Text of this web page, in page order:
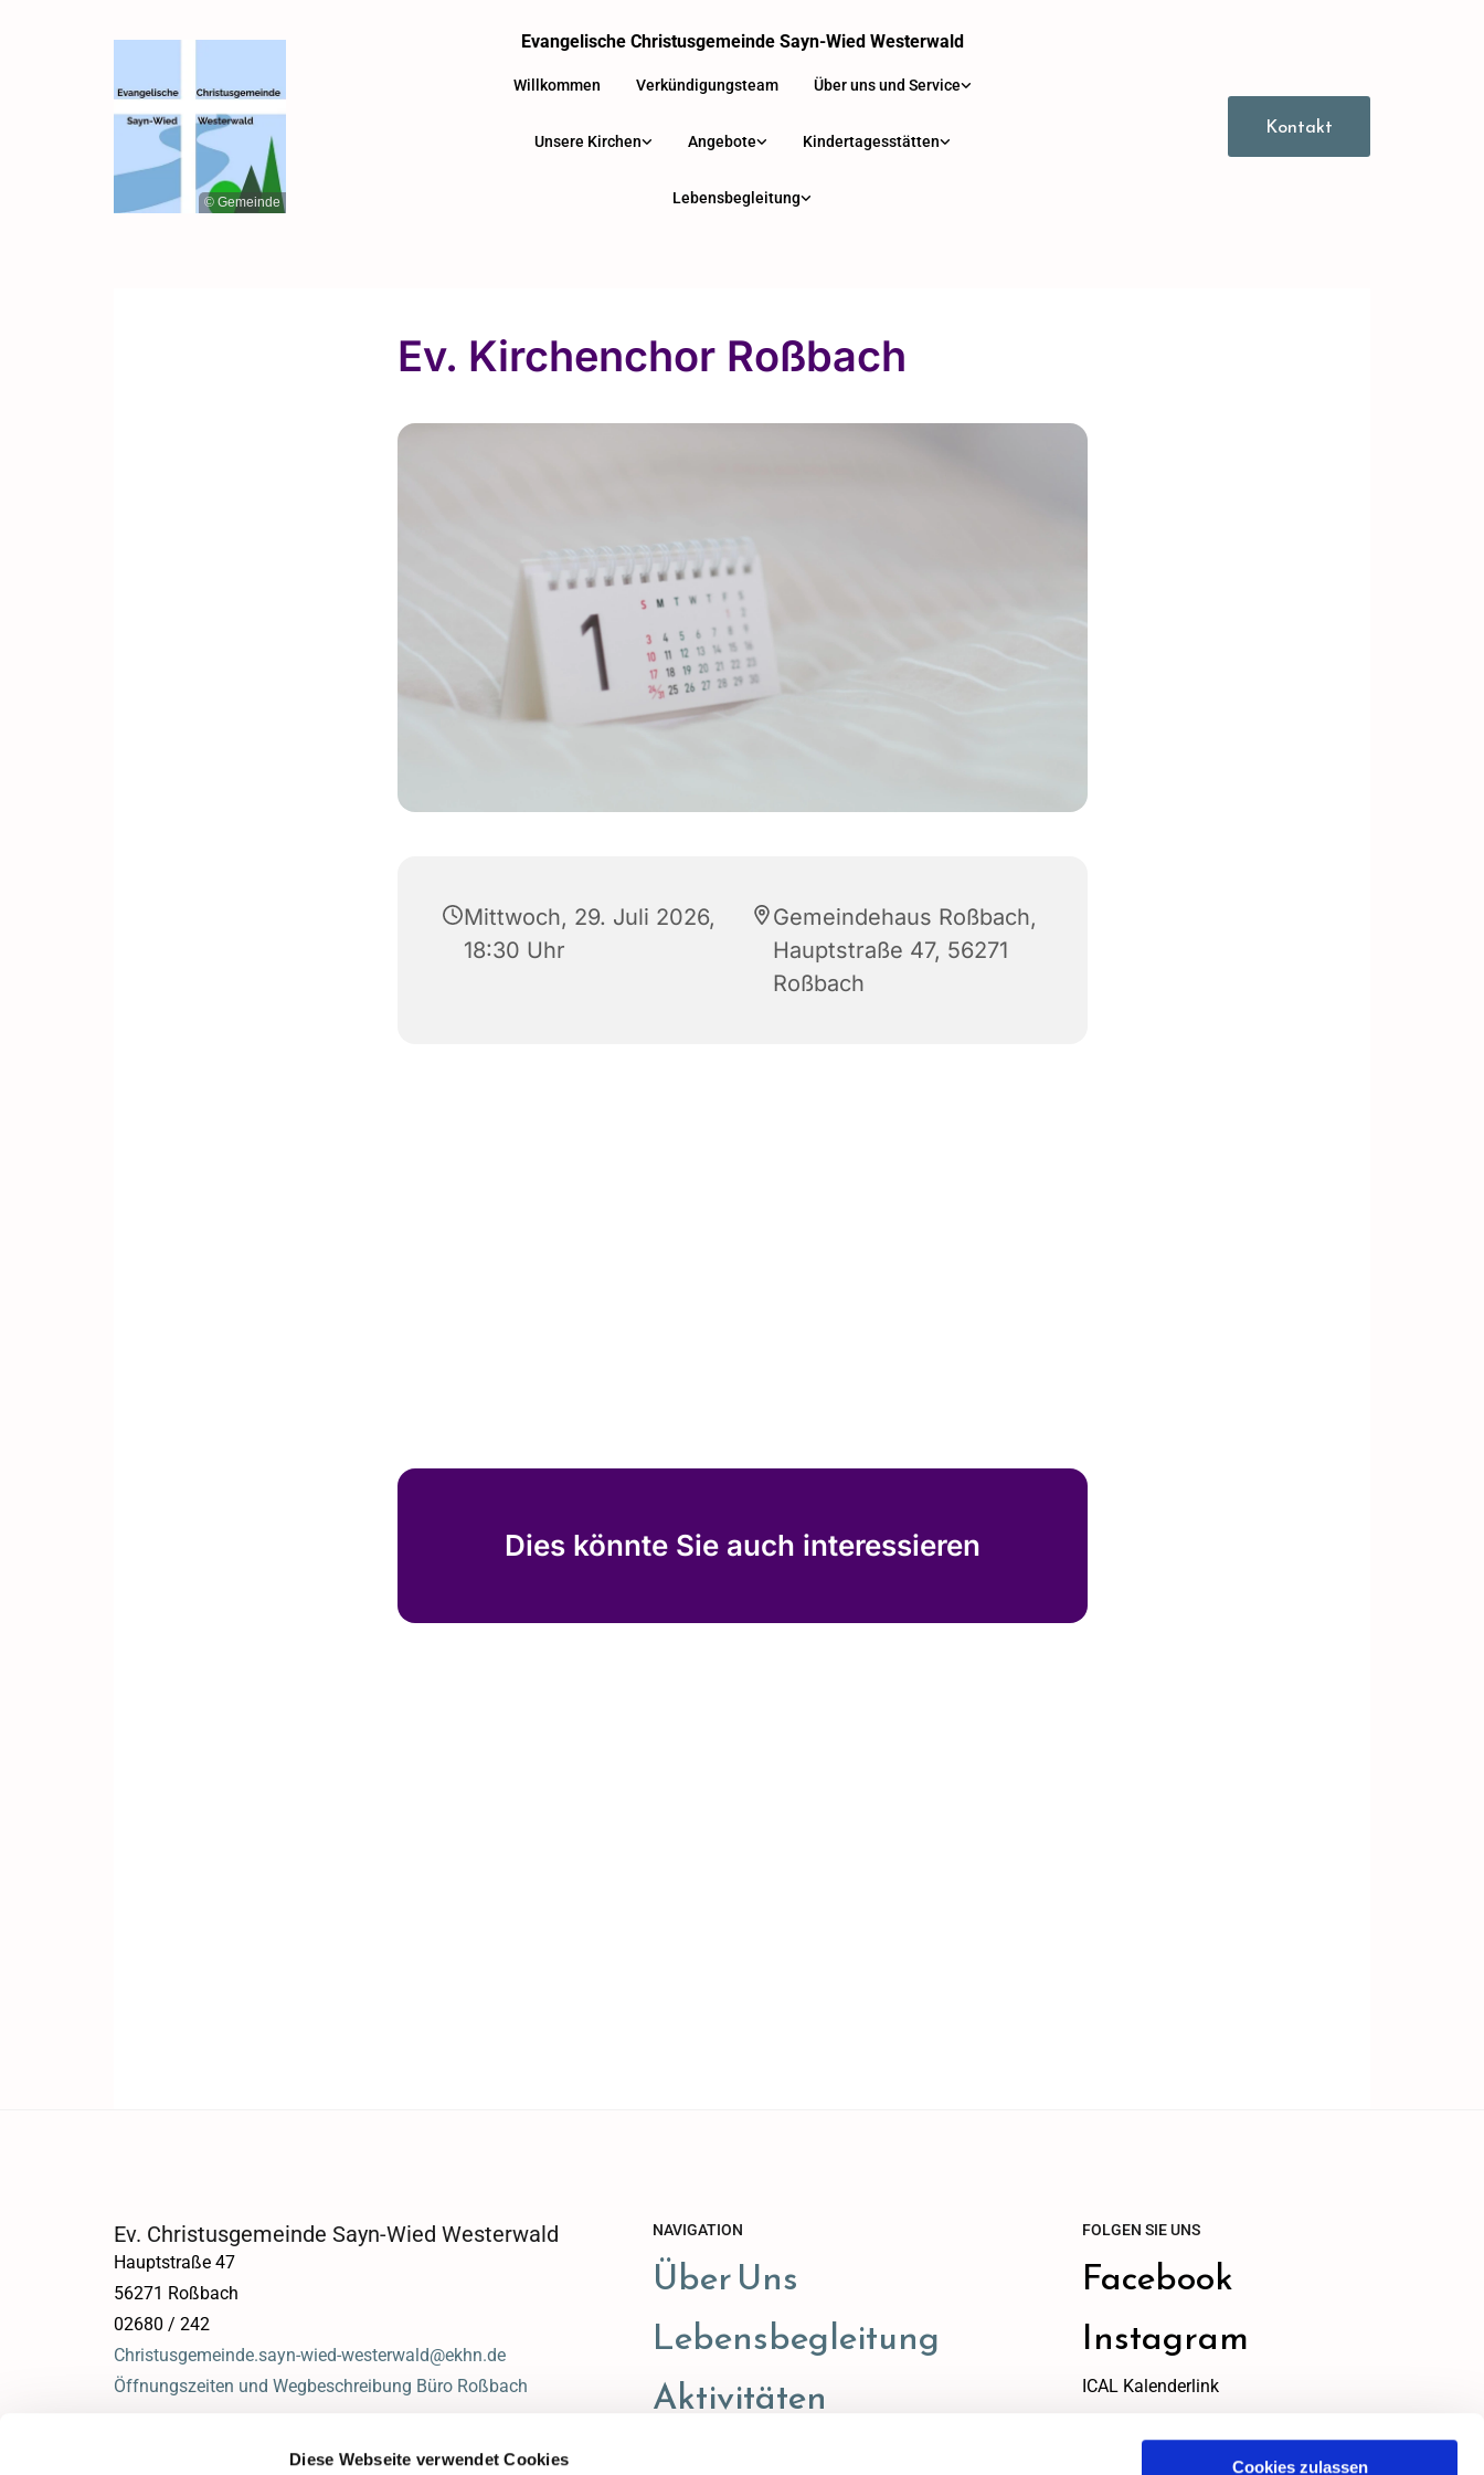
Diese Webseite verwendet Cookies Cookies zulassen
© Gemeinde
Evangelische Christusgemeinde Sayn-Wied Westerwald
Willkommen Verkündigungsteam Über uns und Service
Unsere Kirchen Angebote Kindertagesstätten
Lebensbegleitung
Kontakt
Ev. Kirchenchor Roßbach
Mittwoch, 29. Juli 2026,
18:30 Uhr
Gemeindehaus Roßbach,
Hauptstraße 47, 56271
Roßbach
Dies könnte Sie auch interessieren
Ev. Christusgemeinde Sayn-Wied Westerwald
Hauptstraße 47
56271 Roßbach
02680 / 242
Christusgemeinde.sayn-wied-westerwald@ekhn.de
Öffnungszeiten und Wegbeschreibung Büro Roßbach
NAVIGATION
Über Uns
Lebensbegleitung
Aktivitäten
FOLGEN SIE UNS
Facebook
Instagram
ICAL Kalenderlink
ICAL Link